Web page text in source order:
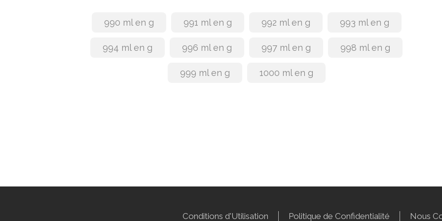
990 ml en g 991 ml en g 992 ml en g 993 ml en g
994 ml en g 996 ml en g 997 ml en g 998 ml en g
999 ml en g 1000 ml en g
Conditions d'Utilisation Politique de Confidentialité Nous